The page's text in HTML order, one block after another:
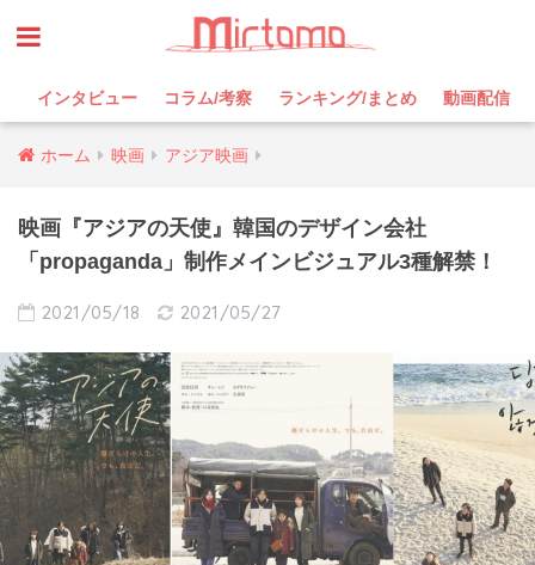
インタビュー コラム/考察 ランキング/まとめ 動画配信
ホーム 映画 アジア映画
映画『アジアの天使』韓国のデザイン会社
「propaganda」制作メインビジュアル3種解禁！
2021/05/18 2021/05/27